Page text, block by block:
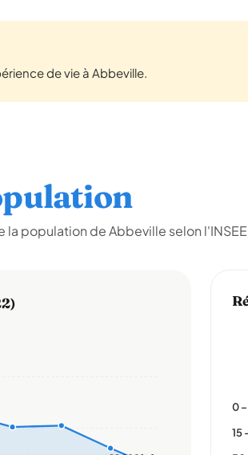
de vie à Abbeville.
population de Abbeville selon
0 –
15